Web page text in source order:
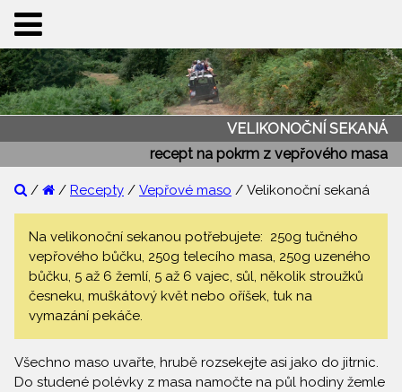
VELIKONOČNÍ SEKANÁ
recept na pokrm z vepřového masa
/ / Recepty / Vepřové maso / Velikonoční sekaná
Na velikonoční sekanou potřebujete: 250g tučného
vepřového bůčku, 250g telecího masa, 250g uzeného
bůčku, 5 až 6 žemlí, 5 až 6 vajec, sůl, několik stroužků
česneku, muškátový květ nebo oříšek, tuk na
vymazání pekáče.
Všechno maso uvařte, hrubě rozsekejte asi jako do jitrnic.
Do studené polévky z masa namočte na půl hodiny žemle